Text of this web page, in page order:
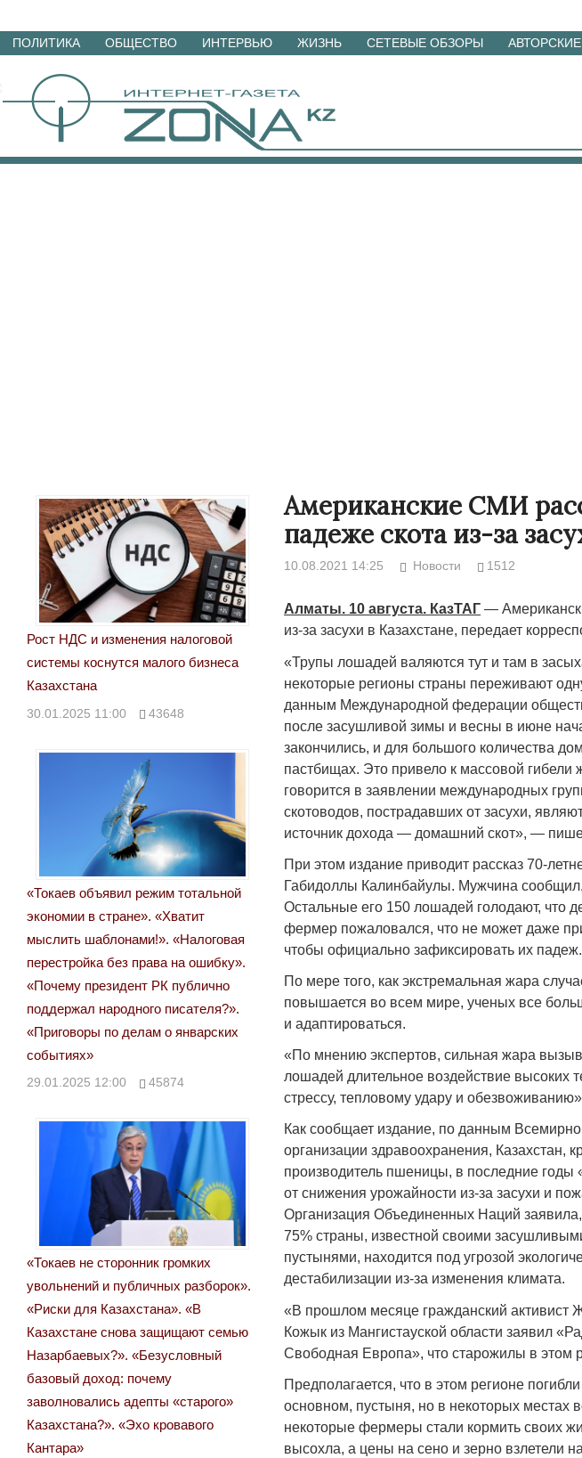
Перейти
материалам
ПОЛИТИКА ОБЩЕСТВО ИНТЕРВЬЮ ЖИЗНЬ СЕТЕВЫЕ ОБЗОРЫ
Американские СМИ
падеже скота из-за
10.08.2021 14:25 Новости 1512
Алматы. 10 августа. КазТАГ —
из-за засухи в Казахстане, передает
«Трупы лошадей валяются тут и там в
некоторые регионы страны переживают
данным Международной федерации
после засушливой зимы и весны в июне
закончились, и для большого количества
пастбищах. Это привело к массовой
говорится в заявлении международных
скотоводов, пострадавших от засухи,
источник дохода — домашний скот», —
При этом издание приводит рассказ 70-
Габидоллы Калинбайулы. Мужчина
Остальные его 150 лошадей голодают, что
фермер пожаловался, что не может даже
чтобы официально зафиксировать их падеж.
По мере того, как экстремальная жара
повышается во всем мире, ученых все
и адаптироваться.
«По мнению экспертов, сильная жара
лошадей длительное воздействие высоких
стрессу, тепловому удару и
Как сообщает издание, по данным
организации здравоохранения, Казахстан,
производитель пшеницы, в последние годы
от снижения урожайности из-за засухи и
Организация Объединенных Наций заявила,
75% страны, известной своими
пустынями, находится под угрозой
дестабилизации из-за изменения климата.
«В прошлом месяце гражданский активист
Кожык из Мангистауской области заявил
Свободная Европа», что старожилы в этом
Предполагается, что в этом регионе
основном, пустыня, но в некоторых местах
некоторые фермеры стали кормить своих
высохла, а цены на сено и зерно взлетели
Рост НДС и изменения налоговой
системы коснутся малого бизнеса
Казахстана
30.01.2025 11:00 43648
«Токаев объявил режим тотальной
экономии в стране». «Хватит
мыслить шаблонами!». «Налоговая
перестройка без права на ошибку».
«Почему президент РК публично
поддержал народного писателя?».
«Приговоры по делам о январских
событиях»
29.01.2025 12:00 45874
«Токаев не сторонник громких
увольнений и публичных разборок».
«Риски для Казахстана». «В
Казахстане снова защищают семью
Назарбаевых?». «Безусловный
базовый доход: почему
заволновались адепты «старого»
Казахстана?». «Эхо кровавого
Кантара»
Народ выбрал
17.10.2024